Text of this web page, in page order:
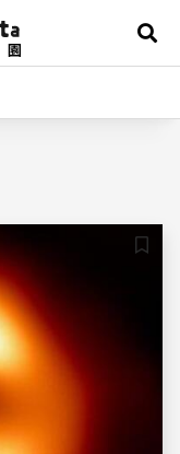
展
儲存